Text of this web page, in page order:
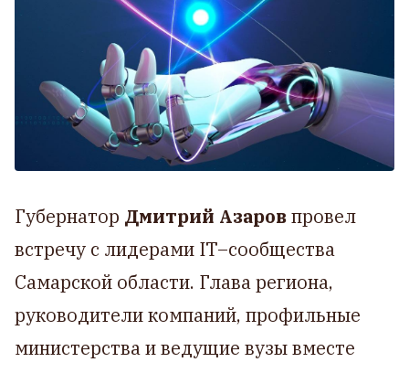
Губернатор Дмитрий Азаровпровел
встречу с лидерами IT–сообщества
Самарской области. Глава региона,
руководители компаний, профильные
министерства и ведущие вузы вместе